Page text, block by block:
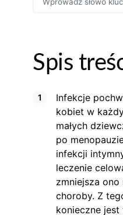
FOR:
Spis
Infekcje
kobiet w
małych
po
infekcji
leczenie
zmniejsza
choroby. Z
konieczne jest